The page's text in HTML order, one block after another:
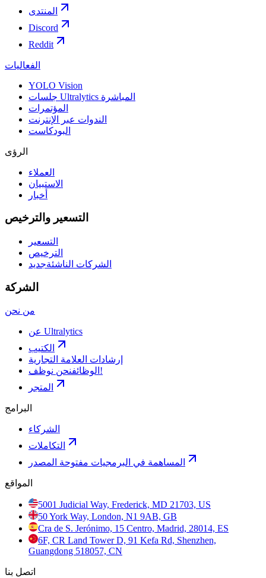
المنتدى
Discord
Reddit
الفعاليات
YOLO Vision
جلسات Ultralytics المباشرة
المؤتمرات
الندوات عبر الإنترنت
البودكاست
الرؤى
العملاء
الاستبيان
أخبار
التسعير والترخيص
التسعير
الترخيص
الشركات الناشئةجديد
الشركة
من نحن
عن Ultralytics
الكتيب
إرشادات العلامة التجارية
الوظائف نحن نوظف!
المتجر
البرامج
الشركاء
التكاملات
المساهمة في البرمجيات مفتوحة المصدر
المواقع
5001 Judicial Way, Frederick, MD 21703, US
50 York Way, London, N1 9AB, GB
Cra de S. Jerónimo, 15 Centro, Madrid, 28014, ES
6F, CR Land Tower D, 91 Kefa Rd, Shenzhen,
Guangdong 518057, CN
اتصل بنا